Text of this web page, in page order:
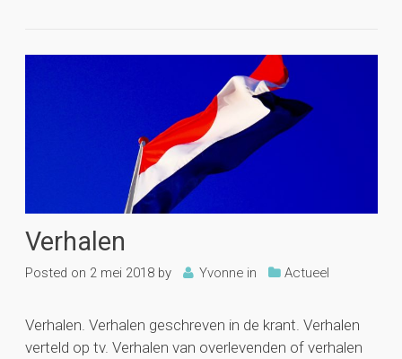
Verhalen
Posted on 2 mei 2018 by Yvonne in Actueel
Verhalen. Verhalen geschreven in de krant. Verhalen
verteld op tv. Verhalen van overlevenden of verhalen